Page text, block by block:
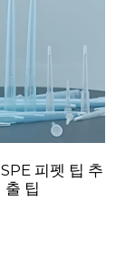
피펫 팁 추
출 팁